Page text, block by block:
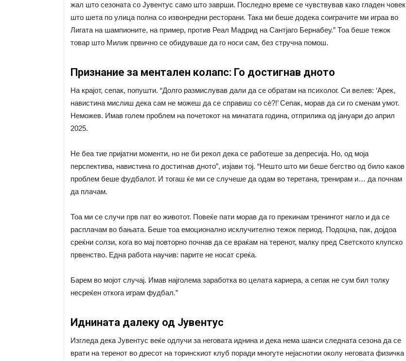
жал што сезоната со Јувентус само што заврши. Последно време се чувствував како гладен човек
што шета по улица полна со извонредни ресторани. Така ми беше додека соиграчите ми играа во
Лигата на шампионите, на пример, против Реал Мадрид на Сантјаго Бернабеу.” Тоа беше тежок
товар што Милик првично се обидуваше да го носи сам, без стручна помош.
Признание за ментален колапс: Го достигнав дното
На крајот, сепак, попушти. “Долго размислував дали да се обратам на психолог. Си велев: ‘Арек,
навистина мислиш дека сам не можеш да се справиш со сè?!’ Сепак, морав да си го сменам умот.
Неможев. Имав голем проблем на почетокот на минатата година, отприлика од јануари до април
2025.
Не беа тие пријатни моменти, но не би рекол дека се работеше за депресија. Но, од моја
перспектива, навистина го достигнав дното”, изјави тој. “Нешто што ми беше бегство од било каков
проблем беше фудбалот. И тогаш ќе ми се случеше да одам во теретана, тренирам и… да почнам
да плачам.
Тоа ми се случи прв пат во животот. Повеќе пати морав да го прекинам тренингот нагло и да се
расплачам во бањата. Беше тоа емоционално исклучително тежок период. Подоцна, пак, дојдоа
среќни солзи, кога во мај повторно почнав да се враќам на теренот, малку пред Светското клупско
првенство. Една работа научив: парите не носат среќа.
Барем во мојот случај. Имав најголема заработка во целата кариера, а сепак не сум бил толку
несреќен откога играм фудбал.”
Иднината далеку од Јувентус
Изгледа дека Јувентус веќе одлучи за неговата иднина и дека нема шанси следната сезона да се
врати на теренот во дресот на торинскиот клуб поради многуте нејаснотии околу неговата физичка